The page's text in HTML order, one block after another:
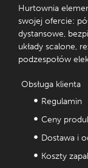
Hurtownia
swojej ofercie:
dystansowe,
układy scalone,
podzespołów
Obsługa klienta
Regulamin
Ceny
Dostawa i
Koszty